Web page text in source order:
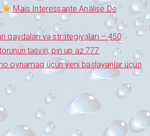
Mais Interessante Análise De
qaydaları və strategiyaları – 450
təsviri, pin up az 777
oynamaq üçün yeni başlayanlar üçün